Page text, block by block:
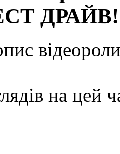
на цей